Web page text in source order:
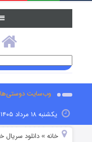
وب‌سایت دوستی‌ها
یکشنبه ۱۸ مرداد ۱۴۰۵
خانه »دانلود سریال